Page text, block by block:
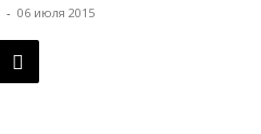
- 06 июля 2015